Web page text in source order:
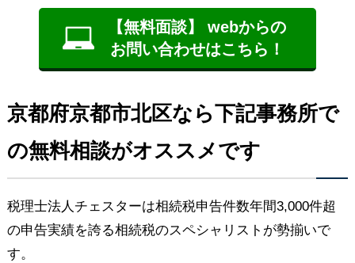
【無料面談】 webからの
お問い合わせはこちら！
京都府京都市北区なら下記事務所で
の無料相談がオススメです
税理士法人チェスターは相続税申告件数年間3,000件超
の申告実績を誇る相続税のスペシャリストが勢揃いで
す。